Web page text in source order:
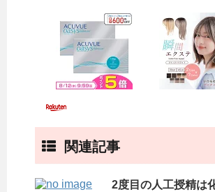
関連記事
2度目の人工授精は